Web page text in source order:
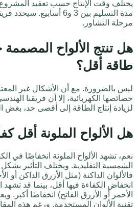
يختلف وقت الإنتاج حسب تعقيد
مدة التسليم بين 3 و6
مرحلة التشاور.
هل تنتج الألواح
طاقة أقل؟
ليس بالضرورة. مع أن الأشكال غير
خصائصها الكهربائية، إلا أن فريقنا
لزيادة إنتاج الطاقة إلى أقصى حد،
هل الألواح الملونة أقل
نعم، تشهد الألواح الملونة انخفاضًا في
الشمسية التقليدية. ويختلف التأثير
فالألوان الداكنة (مثل الأزرق الداكن أو
انخفاض الكفاءة فيها أقل، بينما قد تشهد
الأحمر أو الأزرق الفاتح) انخفاضًا أكبر.
تقنية الألوان المستخدمة. ورغم هذه